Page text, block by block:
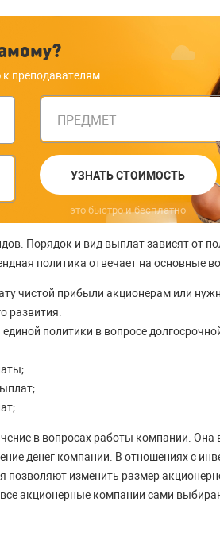
преподавателям
ПРЕДМЕТ
УЗНАТЬ СТОИМОСТЬ
это быстро и бесплатно
Порядок и вид выплат зависят от
политика отвечает на основные
чистой прибыли акционерам или
развития:
политики в вопросе
в вопросах работы компании. Она
денег компании. В отношениях с
позволяют изменить размер
акционерные компании сами